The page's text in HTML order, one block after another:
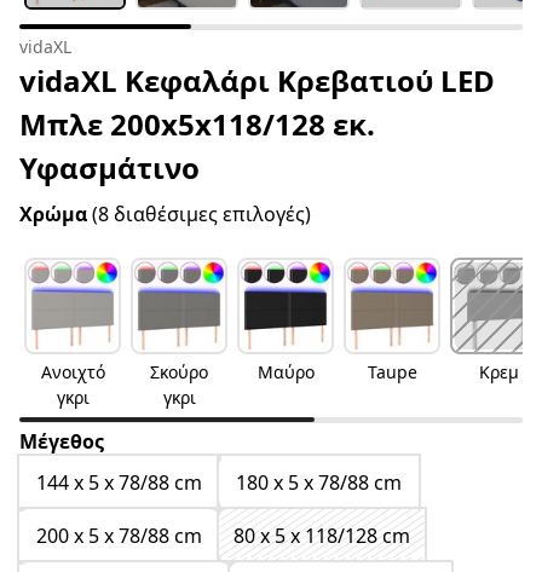
vidaXL
vidaXL Κεφαλάρι Κρεβατιού LED
Μπλε 200x5x118/128 εκ.
Υφασμάτινο
Χρώμα(8 διαθέσιμες επιλογές)
Ανοιχτό
γκρι
Σκούρο
γκρι
Μαύρο Taupe Κρεμ
Μέγεθος
144 x 5 x 78/88 cm
180 x 5 x 78/88 cm
200 x 5 x 78/88 cm
80 x 5 x 118/128 cm